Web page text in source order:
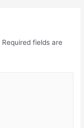
Required fields are